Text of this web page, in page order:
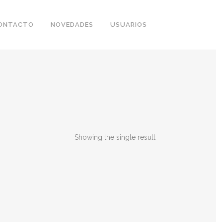
NOVEDADES USUARIOS
Showing the single result